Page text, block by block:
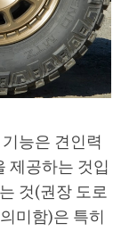
능은 견인력
제공하는 것입
것(권장 도로
미함)은 특히